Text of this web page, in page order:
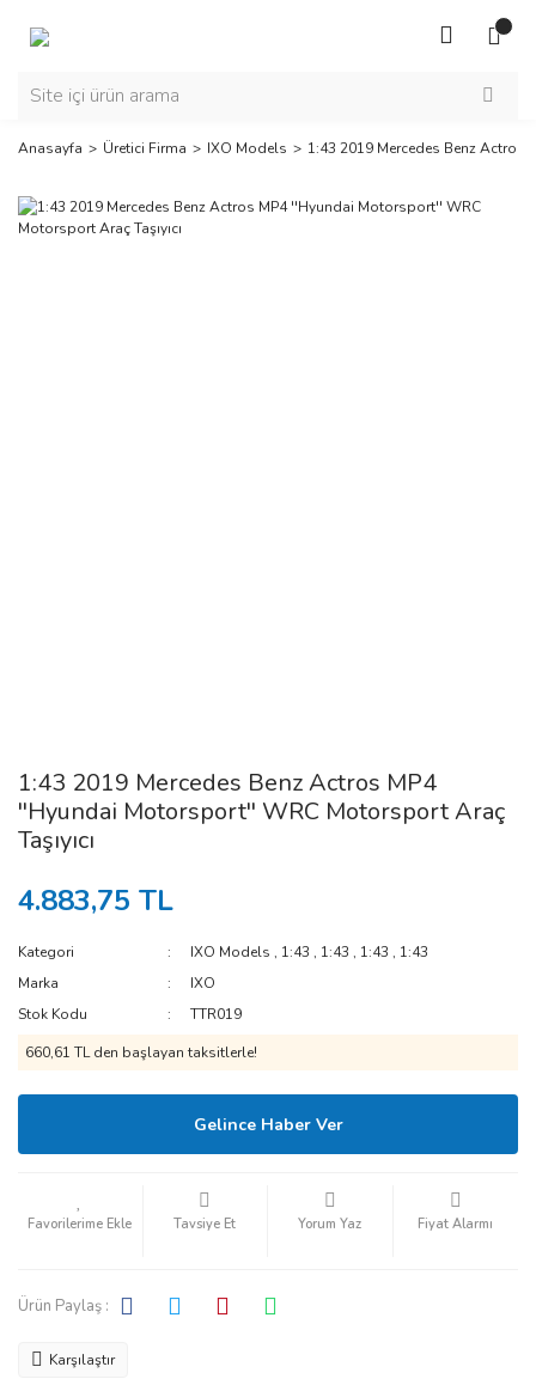
Anasayfa Üretici Firma IXO Models 1:43 2019 Mercedes Benz Actros
1:43 2019 Mercedes Benz Actros MP4
''Hyundai Motorsport'' WRC Motorsport Araç
Taşıyıcı
4.883,75 TL
Kategori IXO Models , 1:43 , 1:43 , 1:43 , 1:43
Marka
IXO
Stok Kodu
TTR019
660,61 TL den başlayan taksitlerle!
Gelince Haber Ver
Tavsiye Et Yorum Yaz Fiyat Alarmı
Ürün Paylaş :
Karşılaştır